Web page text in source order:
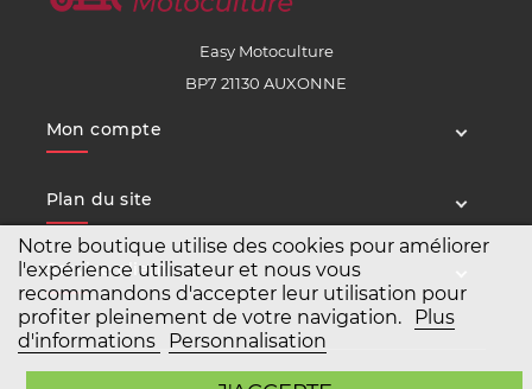
Notre boutique utilise des cookies pour améliorer
l'expérience utilisateur et nous vous
recommandons d'accepter leur utilisation pour
profiter pleinement de votre navigation.
Plus
d'informations
Personnalisation
Easy Motoculture
BP7 21130 AUXONNE
Mon compte
Plan du site
Service client
Copyright Easy Motoculture 2026